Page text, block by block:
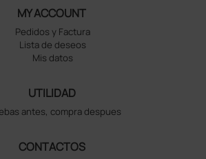
MY ACCOUNT
Pedidos y Factura
Lista de deseos
Mis datos
UTILIDAD
antes, compra despues
CONTACTOS